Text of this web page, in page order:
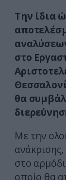
Την ίδια
στο
θα
Με την
στο
οποίο θα